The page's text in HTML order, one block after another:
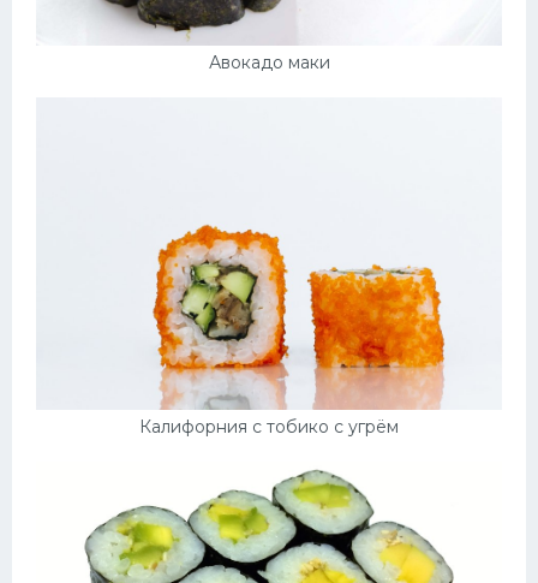
Авокадо маки
Калифорния с тобико с угрём